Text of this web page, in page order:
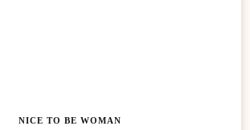
NICE TO BE WOMAN